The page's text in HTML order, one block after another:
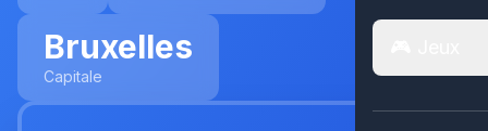
Bruxelles
Capitale